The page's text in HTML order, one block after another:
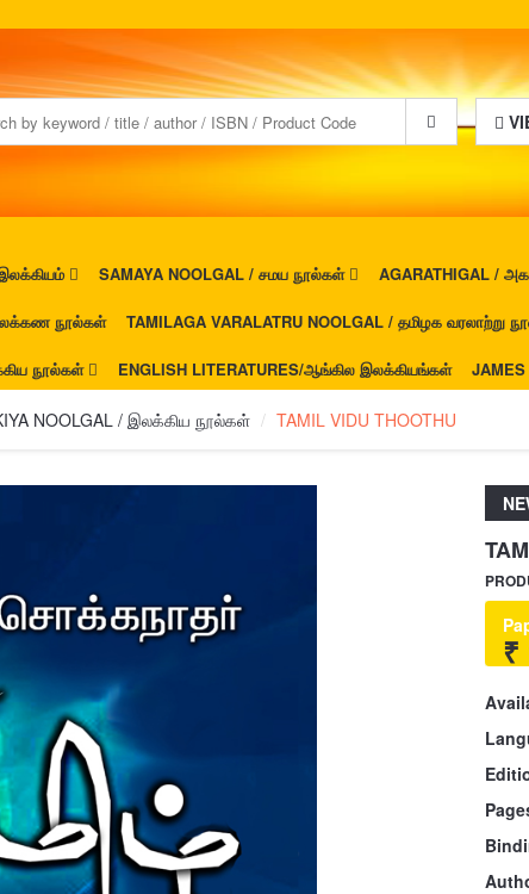
SAMAYA NOOLGAL / சமய நூல்கள் AGARATHIGAL /
நூல்கள் TAMILAGA VARALATRU NOOLGAL / தமிழக வரலாற்று
நூல்கள் ENGLISH LITERATURES/ஆங்கில இலக்கியங்கள்
NOOLGAL / இலக்கிய நூல்கள் TAMIL VIDU THOOTHU
₹